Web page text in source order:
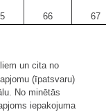
66 67
un cita no
(īpatsvaru)
No minētās
iepakojuma